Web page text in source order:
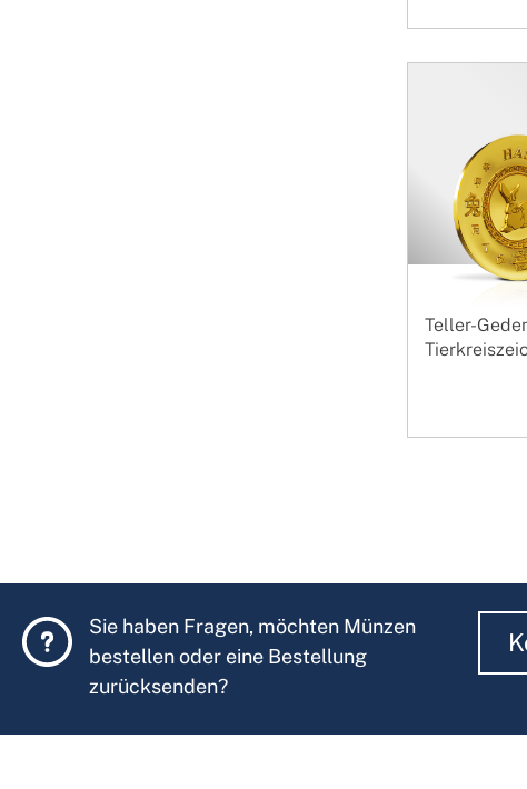
Teller-
Sie haben Fragen, möchten Münzen
bestellen oder eine Bestellung
zurücksenden?